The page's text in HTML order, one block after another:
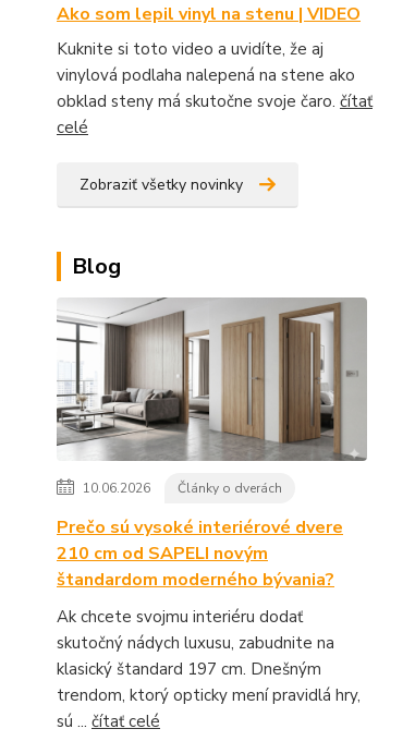
Ako som lepil vinyl na stenu | VIDEO
Kuknite si toto video a uvidíte, že aj
vinylová podlaha nalepená na stene ako
obklad steny má skutočne svoje čaro. čítať
celé
Zobraziť všetky novinky
Blog
10.06.2026 Články o dverách
Prečo sú vysoké interiérové dvere
210 cm od SAPELI novým
štandardom moderného bývania?
Ak chcete svojmu interiéru dodať
skutočný nádych luxusu, zabudnite na
klasický štandard 197 cm. Dnešným
trendom, ktorý opticky mení pravidlá hry,
sú ... čítať celé